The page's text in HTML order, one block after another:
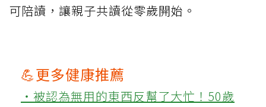
可陪讀，讓親子共讀從零歲開始。
💪更多健康推薦
‧被認為無用的東西反幫了大忙！50歲